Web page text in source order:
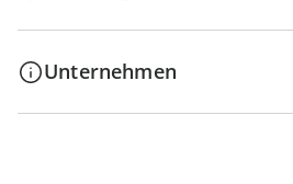
Unternehmen